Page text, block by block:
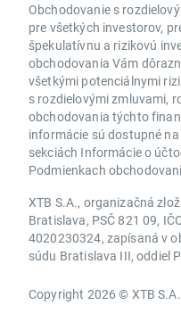
Obchodovanie s
pre všetkých investorov,
špekulatívnu a rizikovú
obchodovania Vám
všetkými potenciálnymi
s rozdielovými zmluvami,
obchodovania týchto
informácie sú dostupné
sekciách Informácie o
Podmienkach
XTB S.A., organizačná
Bratislava, PSČ 821 09,
4020230324, zapísaná v
súdu Bratislava III, oddiel
Copyright 2026 © XTB S.A.